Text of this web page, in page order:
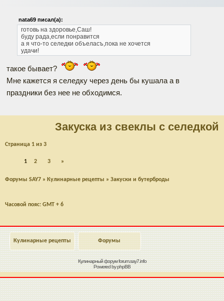
nata69 писал(а):
готовь на здоровье,Саш!
буду рада,если понравится
а я что-то селедки объеласъ,пока не хочется
удачи!
такое бывает?
Мне кажется я селедку через день бы кушала а в
праздники без нее не обходимся.
Закуска из свеклы с селедкой
Страница 1 из 3
1 2 3 »
Форумы SAY7 » Кулинарные рецепты » Закуски и бутерброды
Часовой пояс: GMT + 6
Кулинарные рецепты Форумы
Кулинарный форумforum.say7.info
Powered byphpBB